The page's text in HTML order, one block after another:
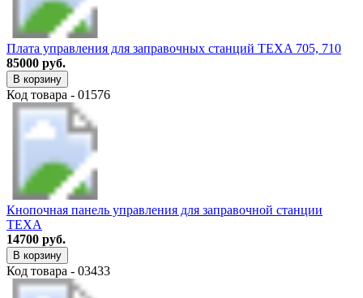
Плата управления для заправочных станций TEXA 705, 710
85000 руб.
В корзину
Код товара - 01576
Кнопочная панель управления для заправочной станции
TEXA
14700 руб.
В корзину
Код товара - 03433